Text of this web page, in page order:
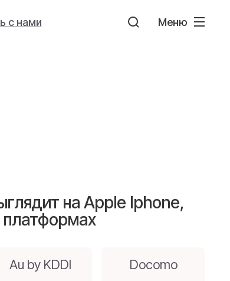
с нами Меню
на Apple Iphone,
платформах
Au by KDDI Docomo